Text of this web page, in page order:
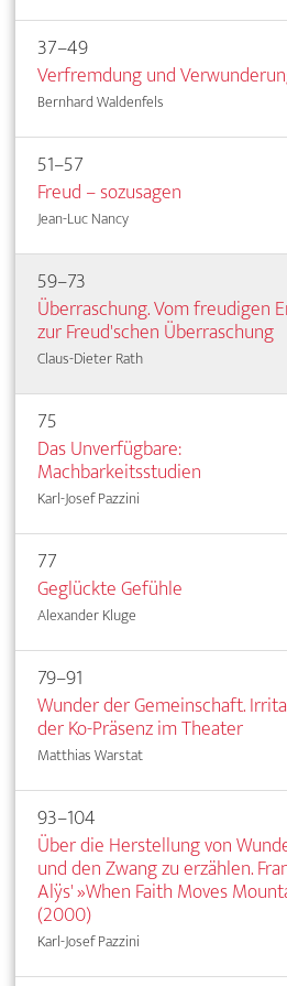
37–49
Verfremdung und
Bernhard Waldenfels
51–57
Freud – sozusagen
Jean-Luc Nancy
59–73
Überraschung. Vom freudigen
zur Freud'schen Überraschung
Claus-Dieter Rath
75
Das Unverfügbare:
Machbarkeitsstudien
Karl-Josef Pazzini
77
Geglückte Gefühle
Alexander Kluge
79–91
Wunder der Gemeinschaft.
der Ko-Präsenz im Theater
Matthias Warstat
93–104
Über die Herstellung von
und den Zwang zu erzählen.
Alÿs' »When Faith Moves
(2000)
Karl-Josef Pazzini